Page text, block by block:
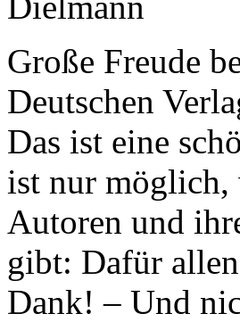
Große Freude
Deutschen
Das ist eine
ist nur möglich,
Autoren und
gibt: Dafür
Dank! – Und